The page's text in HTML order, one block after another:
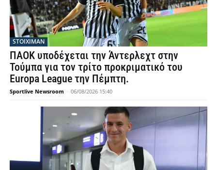
STOIXIMAN
ΠΑΟΚ υποδέχεται την Άντερλεχτ στην
Τούμπα για τον τρίτο προκριματικό του
Europa League την Πέμπτη.
Sportlive Newsroom - 06/08/2026 15:40